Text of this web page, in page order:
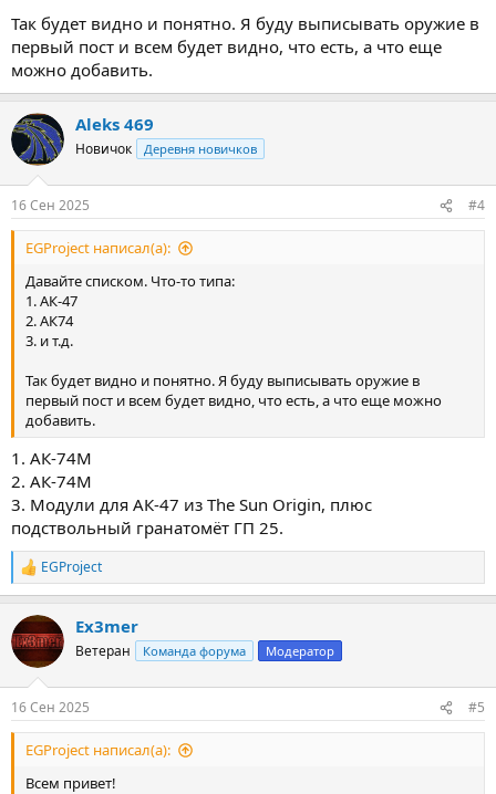
Так будет видно и понятно. Я буду выписывать оружие в
первый пост и всем будет видно, что есть, а что еще
можно добавить.
Aleks 469
Новичок Деревня новичков
16 Сен 2025 #4
EGProject написал(а):
Давайте списком. Что-то типа:
1. АК-47
2. АК74
3. и т.д.
Так будет видно и понятно. Я буду выписывать оружие в
первый пост и всем будет видно, что есть, а что еще можно
добавить.
1. АК-74М
2. АК-74М
3. Модули для АК-47 из The Sun Origin, плюс
подствольный гранатомёт ГП 25.
Р
е
к
ц
и
EGProject
Ex3mer
Ветеран Команда форума Модератор
16 Сен 2025 #5
EGProject написал(а):
Всем привет!